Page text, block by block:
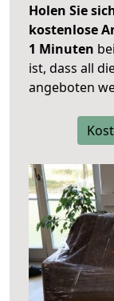
Holen Sie
kostenlose
1 Minuten
ist, dass all
angeboten